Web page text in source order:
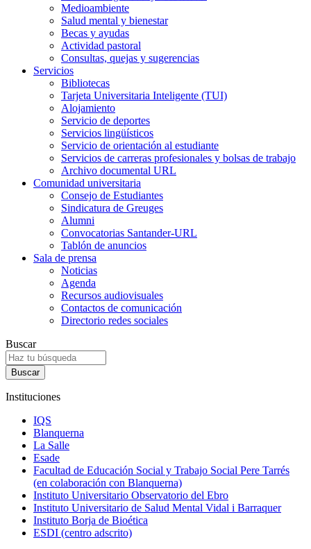
Medioambiente
Salud mental y bienestar
Becas y ayudas
Actividad pastoral
Consultas, quejas y sugerencias
Servicios
Bibliotecas
Tarjeta Universitaria Inteligente (TUI)
Alojamiento
Servicio de deportes
Servicios lingüísticos
Servicio de orientación al estudiante
Servicios de carreras profesionales y bolsas de trabajo
Archivo documental URL
Comunidad universitaria
Consejo de Estudiantes
Sindicatura de Greuges
Alumni
Convocatorias Santander-URL
Tablón de anuncios
Sala de prensa
Noticias
Agenda
Recursos audiovisuales
Contactos de comunicación
Directorio redes sociales
Buscar
Instituciones
IQS
Blanquerna
La Salle
Esade
Facultad de Educación Social y Trabajo Social Pere Tarrés
(en colaboración con Blanquerna)
Instituto Universitario Observatorio del Ebro
Instituto Universitario de Salud Mental Vidal i Barraquer
Instituto Borja de Bioética
ESDI (centro adscrito)